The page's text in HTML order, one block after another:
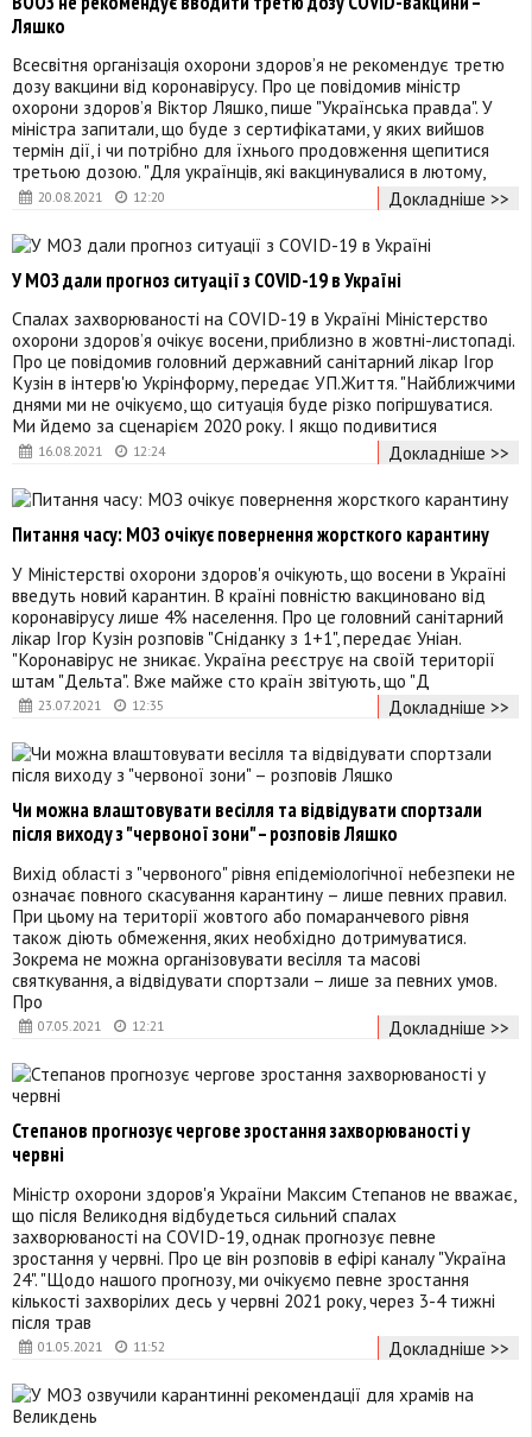
20.08.2021 12:20
Ляшко
Всесвітня організація охорони здоров’я не рекомендує третю
дозу вакцини від коронавірусу. Про це повідомив міністр
охорони здоров’я Віктор Ляшко, пише "Українська правда". У
міністра запитали, що буде з сертифікатами, у яких вийшов
термін дії, і чи потрібно для їхнього продовження щепитися
третьою дозою. "Для українців, які вакцинувалися в лютому,
Докладніше >>
16.08.2021 12:24
У МОЗ дали прогноз ситуації з COVID-19 в Україні
Спалах захворюваності на COVID-19 в Україні Міністерство
охорони здоров’я очікує восени, приблизно в жовтні-листопаді.
Про це повідомив головний державний санітарний лікар Ігор
Кузін в інтерв'ю Укрінформу, передає УП.Життя. "Найближчими
днями ми не очікуємо, що ситуація буде різко погіршуватися.
Ми йдемо за сценарієм 2020 року. І якщо подивитися
Докладніше >>
23.07.2021 12:35
Питання часу: МОЗ очікує повернення жорсткого карантину
У Міністерстві охорони здоров'я очікують, що восени в Україні
введуть новий карантин. В країні повністю вакциновано від
коронавірусу лише 4% населення. Про це головний санітарний
лікар Ігор Кузін розповів "Сніданку з 1+1", передає Уніан.
"Коронавірус не зникає. Україна реєструє на своїй території
штам "Дельта". Вже майже сто країн звітують, що "Д
Докладніше >>
07.05.2021 12:21
Чи можна влаштовувати весілля та відвідувати спортзали
після виходу з "червоної зони" – розповів Ляшко
Вихід області з "червоного" рівня епідеміологічної небезпеки не
означає повного скасування карантину – лише певних правил.
При цьому на території жовтого або помаранчевого рівня
також діють обмеження, яких необхідно дотримуватися.
Зокрема не можна організовувати весілля та масові
святкування, а відвідувати спортзали – лише за певних умов.
Про
Докладніше >>
01.05.2021 11:52
Степанов прогнозує чергове зростання захворюваності у
червні
Міністр охорони здоров'я України Максим Степанов не вважає,
що після Великодня відбудеться сильний спалах
захворюваності на COVID-19, однак прогнозує певне
зростання у червні. Про це він розповів в ефірі каналу "Україна
24". "Щодо нашого прогнозу, ми очікуємо певне зростання
кількості захворілих десь у червні 2021 року, через 3-4 тижні
після трав
Докладніше >>